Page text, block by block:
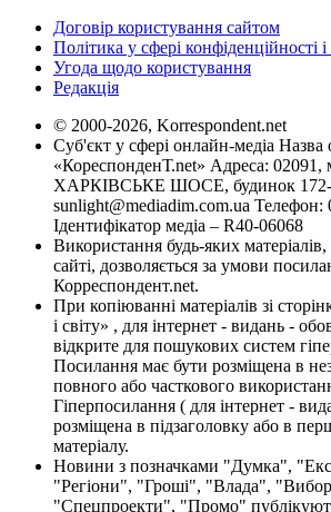
Договір користування сайтом
Політика у сфері конфіденційності
Угода щодо користування
Редакція
© 2000-2026, Korrespondent.net
Суб'єкт у сфері онлайн-медіа Назва
«КореспонденТ.net» Адреса: 02091,
ХАРКІВСЬКЕ ШОСЕ, будинок 172-
sunlight@mediadim.com.ua Телефон:
Ідентифікатор медіа – R40-06068
Використання будь-яких
сайті, дозволяється за умови
Корреспондент.net.
При копіюванні матеріалів зі
і світу» , для інтернет - видань -
відкрите для пошукових систем
Посилання має бути розміщена в
повного або часткового
Гіперпосилання ( для інтернет -
розміщена в підзаголовку або в
матеріалу.
Новини з позначками "Думка",
"Регіони", "Гроші", "Влада",
"Спецпроекти", "Промо"